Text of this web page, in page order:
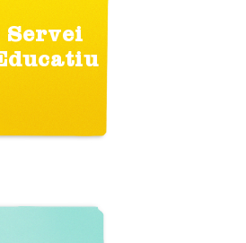
Servei